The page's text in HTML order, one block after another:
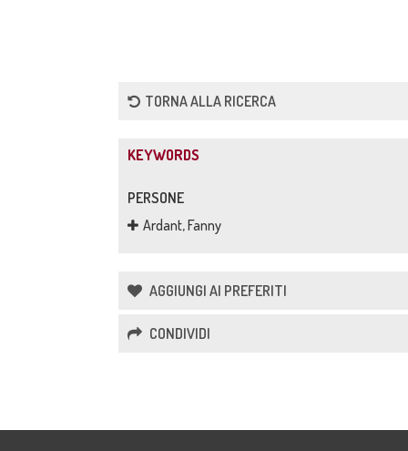
TORNA ALLA RICERCA
KEYWORDS
PERSONE
Ardant, Fanny
AGGIUNGI AI PREFERITI
CONDIVIDI